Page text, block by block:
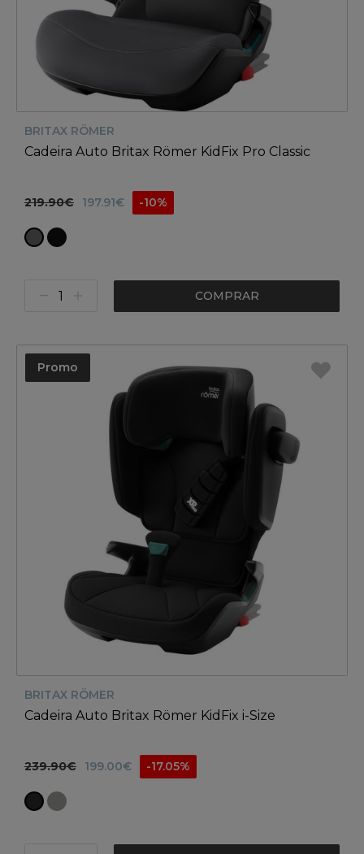
BRITAX RÖMER
Cadeira Auto Britax Römer KidFix Pro Classic
219.90€ 197.91€ -10%
COMPRAR
Promo
BRITAX RÖMER
Cadeira Auto Britax Römer KidFix i-Size
239.90€ 199.00€ -17.05%